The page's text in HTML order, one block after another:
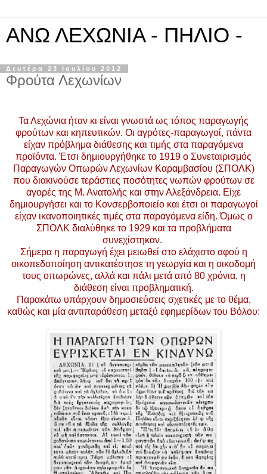
ΑΝΩ ΛΕΧΩΝΙΑ - ΠΗΛΙΟ -
Δευτέρα 23 Ιουλίου 2012
Φρούτα Λεχωνίων
Τα Λεχώνια ήταν κι είναι γνωστά ως τόπος παραγωγής
φρούτων και κηπευτικών. Οι αγρότες-παραγωγοί, πάντα
είχαν πρόβλημα διάθεσης και τιμής στα παραγόμενα
προϊόντα. Έτσι δημιουργήθηκε το 1919 ο Συνεταιρισμός
Παραγωγών Οπωρών Λεχωνίων Καραμβασίου (ΣΠΟΛΚ)
που διακινούσε τεράστιες ποσότητες νωπών φρούτων σε
αγορές της Μ. Ανατολής και στην Αλεξάνδρεια. Είχε
δημιουργήσει και το Κονσερβοποιείο και έτσι οι παραγωγοί
είχαν ικανοποιητικές τιμές στα παραγόμενα είδη. Όμως ο
ΣΠΟΛΚ διαλύθηκε το 1929 και τα προβλήματα
συνεχίστηκαν.
Σήμερα η παραγωγή έχει μειωθεί στο ελάχιστο αφού η
οικοπεδοποίηση αντικατέστησε τη γεωργία και η οικοδομή
τους οπωρώνες, αλλά και πάλι μετά από 80 χρόνια, η
διάθεση είναι προβληματική.
Παρακάτω υπάρχουν δημοσιεύσεις σχετικές με το θέμα,
καθώς και μία αντιπαράθεση μεταξύ εφημερίδων του Βόλου: